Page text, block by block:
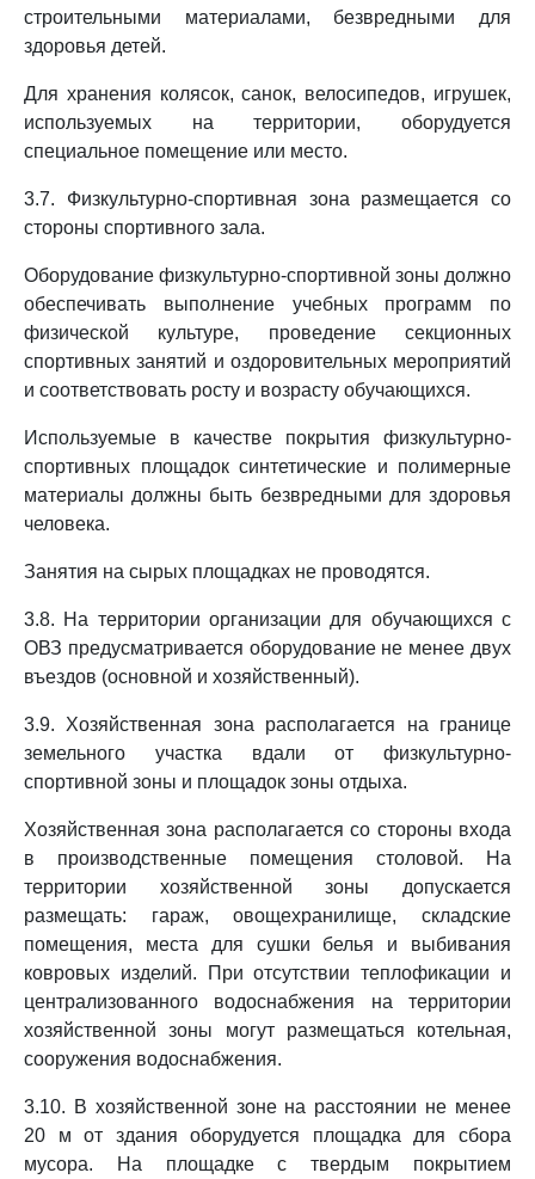
строительными материалами, безвредными для
здоровья детей.
Для хранения колясок, санок, велосипедов, игрушек,
используемых на территории, оборудуется
специальное помещение или место.
3.7. Физкультурно-спортивная зона размещается со
стороны спортивного зала.
Оборудование физкультурно-спортивной зоны должно
обеспечивать выполнение учебных программ по
физической культуре, проведение секционных
спортивных занятий и оздоровительных мероприятий
и соответствовать росту и возрасту обучающихся.
Используемые в качестве покрытия физкультурно-
спортивных площадок синтетические и полимерные
материалы должны быть безвредными для здоровья
человека.
Занятия на сырых площадках не проводятся.
3.8. На территории организации для обучающихся с
ОВЗ предусматривается оборудование не менее двух
въездов (основной и хозяйственный).
3.9. Хозяйственная зона располагается на границе
земельного участка вдали от физкультурно-
спортивной зоны и площадок зоны отдыха.
Хозяйственная зона располагается со стороны входа
в производственные помещения столовой. На
территории хозяйственной зоны допускается
размещать: гараж, овощехранилище, складские
помещения, места для сушки белья и выбивания
ковровых изделий. При отсутствии теплофикации и
централизованного водоснабжения на территории
хозяйственной зоны могут размещаться котельная,
сооружения водоснабжения.
3.10. В хозяйственной зоне на расстоянии не менее
20 м от здания оборудуется площадка для сбора
мусора. На площадке с твердым покрытием